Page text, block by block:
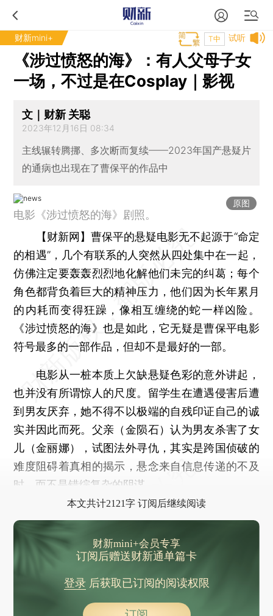
财新mini+ 试听
T中
《涉过愤怒的海》：有人父母子女
一场，不过是在Cosplay｜影视
文｜财新 关聪
2023年12月16日 08:34
主线辗转腾挪、多次断而复续——2023年国产悬疑片
的通病也出现在了曹保平的作品中
原图
电影《涉过愤怒的海》剧照。
【财新网】 曹保平的悬疑电影无不起源于“命定
的相遇”，几个有联系的人突然从四处集中在一起，
仿佛注定要轰轰烈烈地化解他们未完的纠葛；每个
角色都背负着巨大的精神压力，他们因为长年累月
的内耗而变得狂躁，像相互缠绕的蛇一样凶险。
《涉过愤怒的海》也是如此，它无疑是曹保平电影
符号最多的一部作品，但却不是最好的一部。
电影从一桩本质上欠缺悬疑色彩的意外讲起，
也并没有所谓惊人的尺度。留学生在遭遇侵害后遭
到男友厌弃，她不得不以极端的自残印证自己的诚
实并因此而死。父亲（金陨石）认为男友杀害了女
儿（金丽娜），试图法外寻仇，其实是跨国侦破的
难度阻碍着真相的揭示，悬念来自信息传递的不及
时，而不是错综复杂的阴谋。
本文共计2121字 订阅后继续阅读
财新mini+会员专享
订阅后赠送财新通单篇卡
登录后获取已订阅的阅读权限